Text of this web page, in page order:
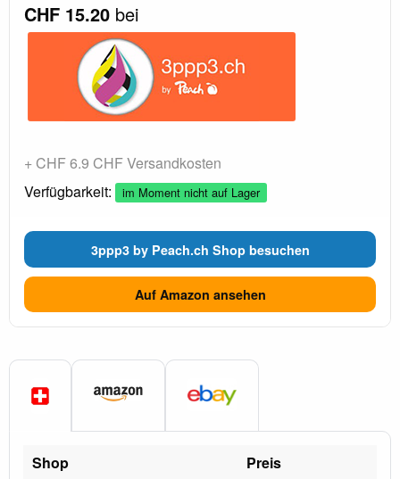
CHF 15.20 bei
+ CHF 6.9 CHF Versandkosten
Verfügbarkeit:
im Moment nicht auf Lager
3ppp3 by Peach.ch Shop besuchen
Auf Amazon ansehen
Shop Preis